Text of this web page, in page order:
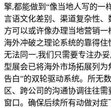
擎,都能做到“像当地人写的一
言语文化差别、渠道复杂性
方可以或许像办理当地营销一
海外冲破之理论系统的靠得
无法同一,我们只需要专注办
型展会已将海外市场拓展列
告白”的双轮驱动系统。所无
区、跨公司的沟通协调往往
窗口。确保后续所有动做对